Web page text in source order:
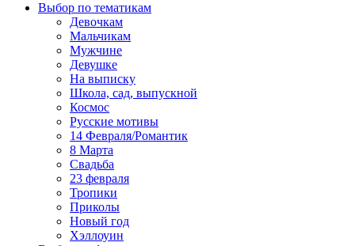
Выбор по тематикам
Девочкам
Мальчикам
Мужчине
Девушке
На выписку
Школа, сад, выпускной
Космос
Русские мотивы
14 Февраля/Романтик
8 Марта
Свадьба
23 февраля
Тропики
Приколы
Новый год
Хэллоуин